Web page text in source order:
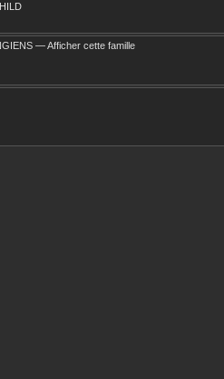
—Afficher cette famille